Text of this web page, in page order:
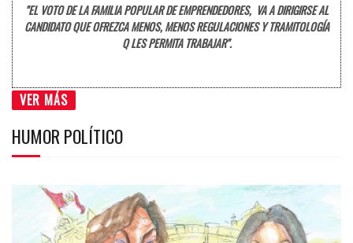
"EL VOTO DE LA FAMILIA POPULAR DE EMPRENDEDORES, VA A DIRIGIRSE AL
CANDIDATO QUE OFREZCA MENOS, MENOS REGULACIONES Y TRAMITOLOGÍA
Q LES PERMITA TRABAJAR".
VER MÁS
HUMOR POLÍTICO